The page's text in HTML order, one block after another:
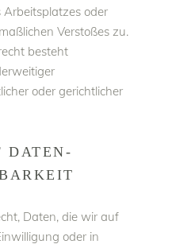
oder
Verstoßes zu.
besteht
oder gerichtlicher
DATEN­
Daten, die wir auf
oder in